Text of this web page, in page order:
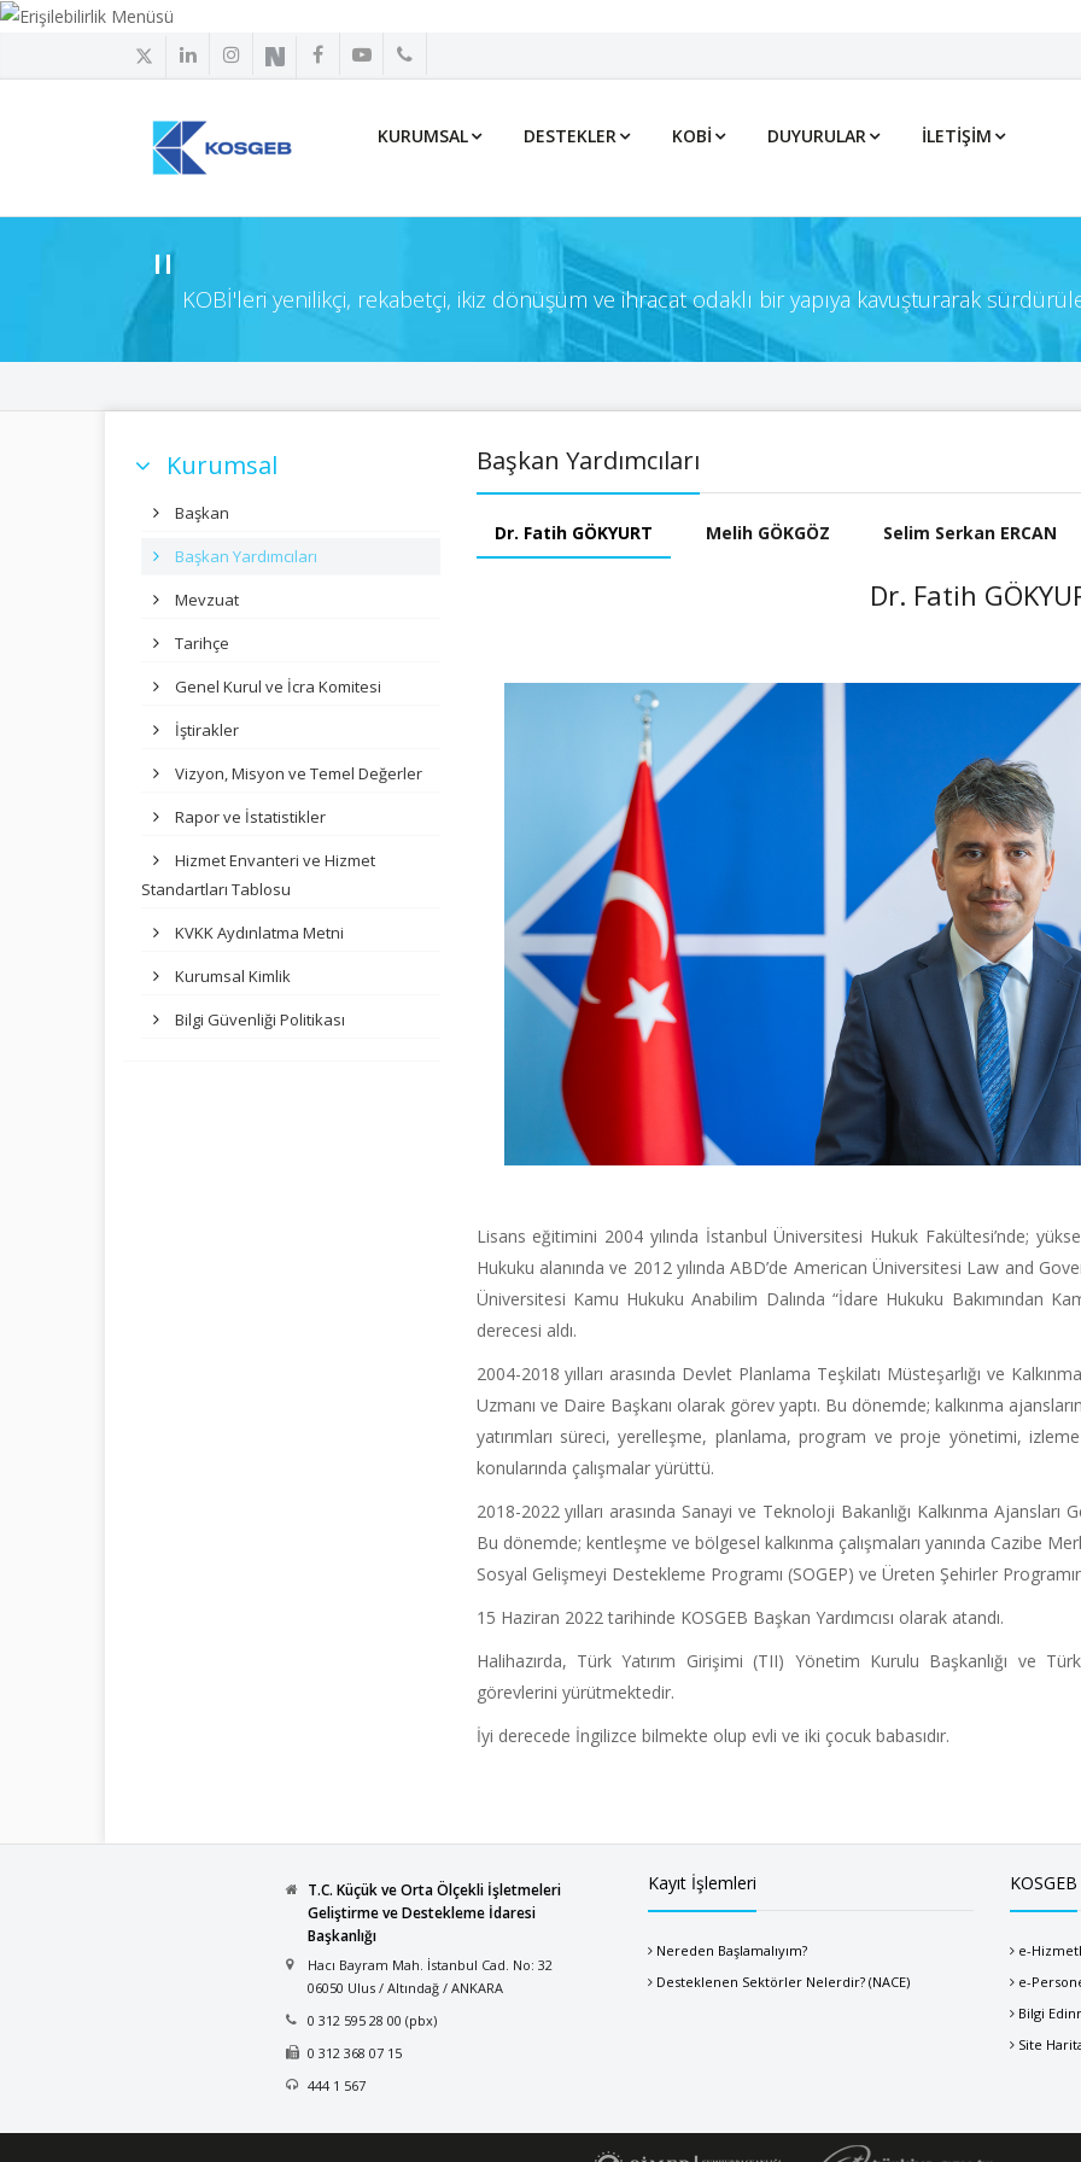
KURUMSAL DESTEKLER KOBİ DUYURULAR İLETIŞIM
KOBİ'leri yenilikçi, rekabetçi, ikiz dönüşüm ve ihracat odaklı bir yapıya kavuşturarak
Kurumsal
Başkan
Başkan Yardımcıları
Mevzuat
Tarihçe
Genel Kurul ve İcra Komitesi
İştirakler
Vizyon, Misyon ve Temel Değerler
Rapor ve İstatistikler
Hizmet Envanteri ve Hizmet
Standartları Tablosu
KVKK Aydınlatma Metni
Kurumsal Kimlik
Bilgi Güvenliği Politikası
Başkan Yardımcıları
Dr. Fatih GÖKYURT Melih GÖKGÖZ Selim Serkan ERCAN
Dr. Fatih
Lisans eğitimini 2004 yılında İstanbul Üniversitesi Hukuk Fakültesi’nde;
Hukuku alanında ve 2012 yılında ABD’de American Üniversitesi Law and
Üniversitesi Kamu Hukuku Anabilim Dalında “İdare Hukuku Bakımından
derecesi aldı.
2004-2018 yılları arasında Devlet Planlama Teşkilatı Müsteşarlığı ve
Uzmanı ve Daire Başkanı olarak görev yaptı. Bu dönemde; kalkınma
yatırımları süreci, yerelleşme, planlama, program ve proje yönetimi,
konularında çalışmalar yürüttü.
2018-2022 yılları arasında Sanayi ve Teknoloji Bakanlığı Kalkınma
Bu dönemde; kentleşme ve bölgesel kalkınma çalışmaları yanında Cazibe
Sosyal Gelişmeyi Destekleme Programı (SOGEP) ve Üreten Şehirler
15 Haziran 2022 tarihinde KOSGEB Başkan Yardımcısı olarak atandı.
Halihazırda, Türk Yatırım Girişimi (TII) Yönetim Kurulu Başkanlığı ve
görevlerini yürütmektedir.
İyi derecede İngilizce bilmekte olup evli ve iki çocuk babasıdır.
T.C. Küçük ve Orta Ölçekli İşletmeleri
Geliştirme ve Destekleme İdaresi
Başkanlığı
Hacı Bayram Mah. İstanbul Cad. No: 32
06050 Ulus / Altındağ / ANKARA
0 312 595 28 00 (pbx)
0 312 368 07 15
444 1 567
Kayıt İşlemleri
Nereden Başlamalıyım?
Desteklenen Sektörler Nelerdir? (NACE)
KOSGEB
e-
e-
Bilgi
Site